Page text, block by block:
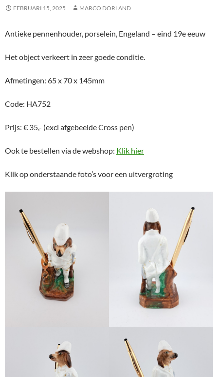
FEBRUARI 15, 2025 MARCO DORLAND
Antieke pennenhouder, porselein, Engeland – eind 19e eeuw
Het object verkeert in zeer goede conditie.
Afmetingen: 65 x 70 x 145mm
Code: HA752
Prijs: € 35,- (excl afgebeelde Cross pen)
Ook te bestellen via de webshop: Klik hier
Klik op onderstaande foto’s voor een uitvergroting